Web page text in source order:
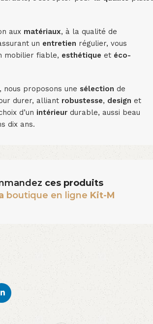
aux matériaux, à la qualité de
un entretien régulier, vous
mobilier fiable, esthétique et éco-
, nous proposons une sélection de
durer, alliant robustesse, design et
d’un intérieur durable, aussi beau
dix ans.
ces produits
boutique en ligne Kit-M